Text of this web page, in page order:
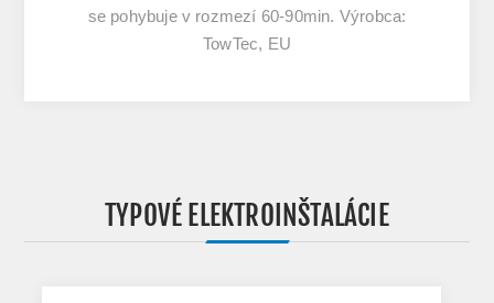
se pohybuje v rozmezí 60-90min. Výrobca:
TowTec, EU
TYPOVÉ ELEKTROINŠTALÁCIE